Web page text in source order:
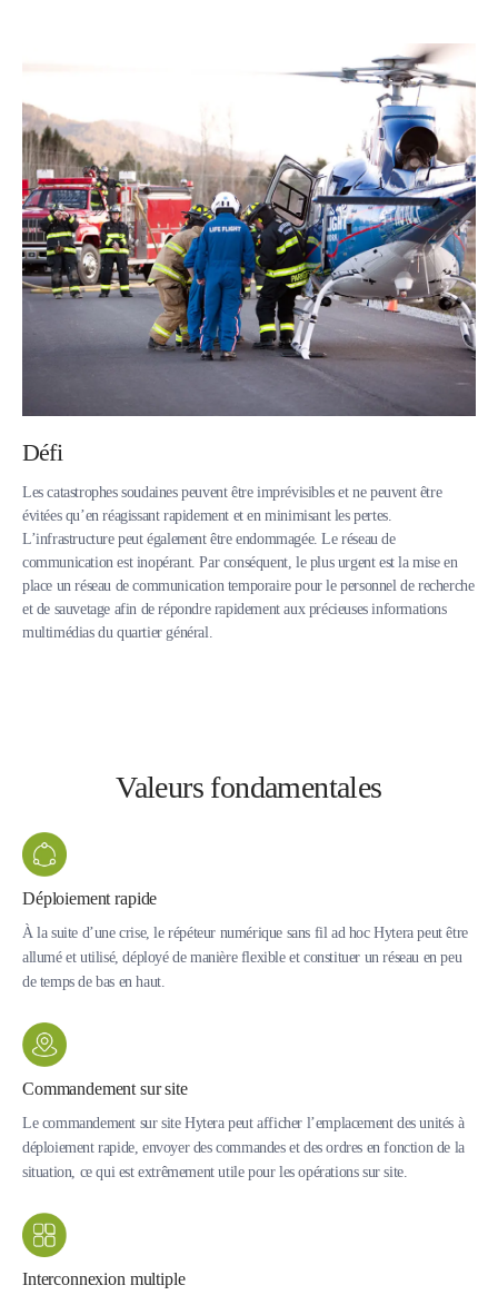
Défi
Les catastrophes soudaines peuvent être imprévisibles et ne peuvent être
évitées qu’en réagissant rapidement et en minimisant les pertes.
L’infrastructure peut également être endommagée. Le réseau de
communication est inopérant. Par conséquent, le plus urgent est la mise en
place un réseau de communication temporaire pour le personnel de recherche
et de sauvetage afin de répondre rapidement aux précieuses informations
multimédias du quartier général.
Valeurs fondamentales
Déploiement rapide
À la suite d’une crise, le répéteur numérique sans fil ad hoc Hytera peut être
allumé et utilisé, déployé de manière flexible et constituer un réseau en peu
de temps de bas en haut.
Commandement sur site
Le commandement sur site Hytera peut afficher l’emplacement des unités à
déploiement rapide, envoyer des commandes et des ordres en fonction de la
situation, ce qui est extrêmement utile pour les opérations sur site.
Interconnexion multiple